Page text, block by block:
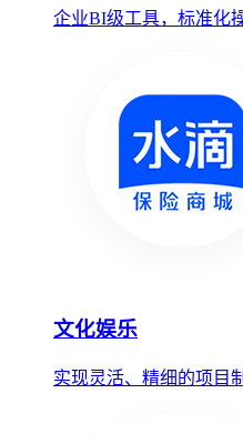
企业BI级工具，标准化
文化娱乐
实现灵活、精细的项目